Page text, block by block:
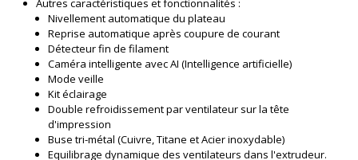
Autres caractéristiques et fonctionnalités :
Nivellement automatique du plateau
Reprise automatique après coupure de courant
Détecteur fin de filament
Caméra intelligente avec AI (Intelligence artificielle)
Mode veille
Kit éclairage
Double refroidissement par ventilateur sur la tête
d'impression
Buse tri-métal (Cuivre, Titane et Acier inoxydable)
Equilibrage dynamique des ventilateurs dans l'extrudeur.